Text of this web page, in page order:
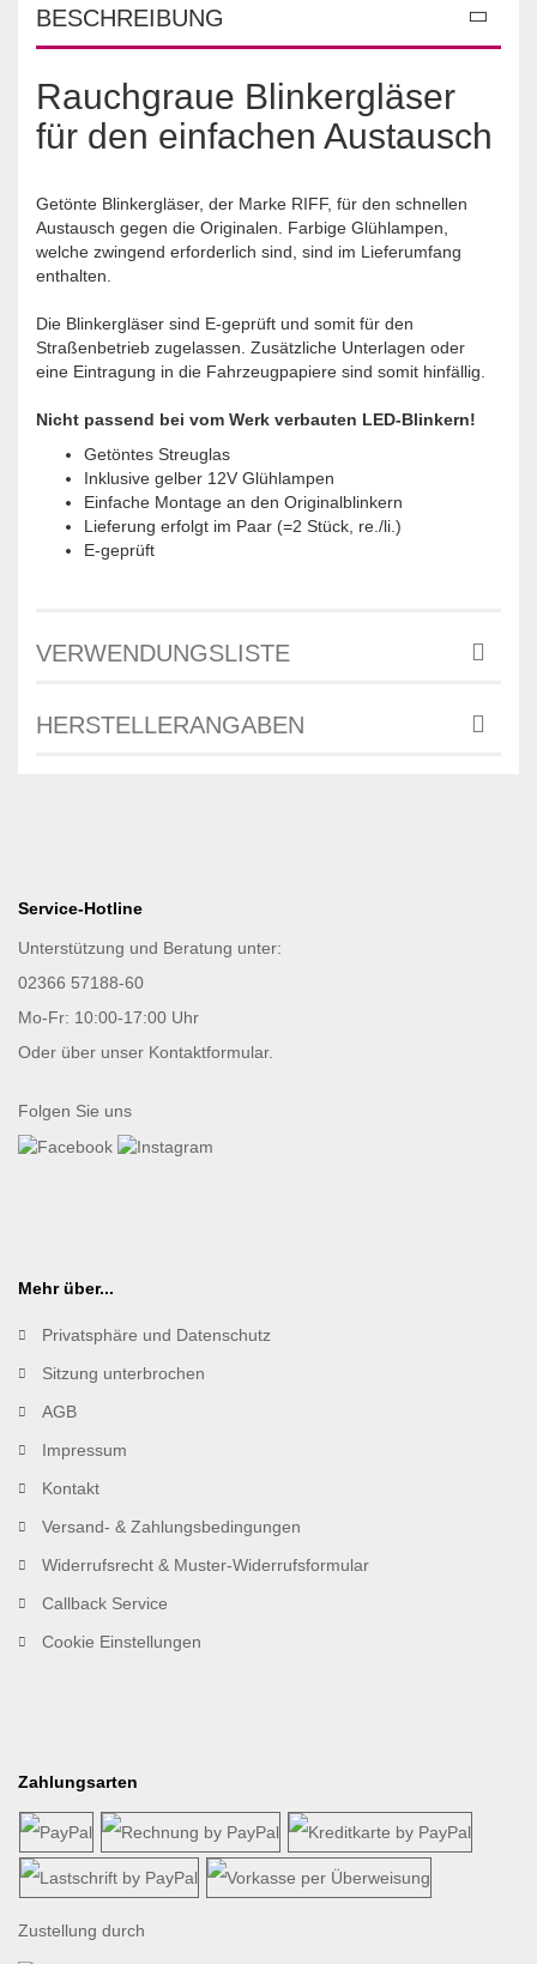
BESCHREIBUNG
Rauchgraue Blinkergläser
für den einfachen Austausch
Getönte Blinkergläser, der Marke RIFF, für den schnellen
Austausch gegen die Originalen. Farbige Glühlampen,
welche zwingend erforderlich sind, sind im Lieferumfang
enthalten.
Die Blinkergläser sind E-geprüft und somit für den
Straßenbetrieb zugelassen. Zusätzliche Unterlagen oder
eine Eintragung in die Fahrzeugpapiere sind somit hinfällig.
Nicht passend bei vom Werk verbauten LED-Blinkern!
Getöntes Streuglas
Inklusive gelber 12V Glühlampen
Einfache Montage an den Originalblinkern
Lieferung erfolgt im Paar (=2 Stück, re./li.)
E-geprüft
VERWENDUNGSLISTE
HERSTELLERANGABEN
Service-Hotline
Unterstützung und Beratung unter:
02366 57188-60
Mo-Fr: 10:00-17:00 Uhr
Oder über unser Kontaktformular.
Folgen Sie uns
Mehr über...
Privatsphäre und Datenschutz
Sitzung unterbrochen
AGB
Impressum
Kontakt
Versand- & Zahlungsbedingungen
Widerrufsrecht & Muster-Widerrufsformular
Callback Service
Cookie Einstellungen
Zahlungsarten
Zustellung durch